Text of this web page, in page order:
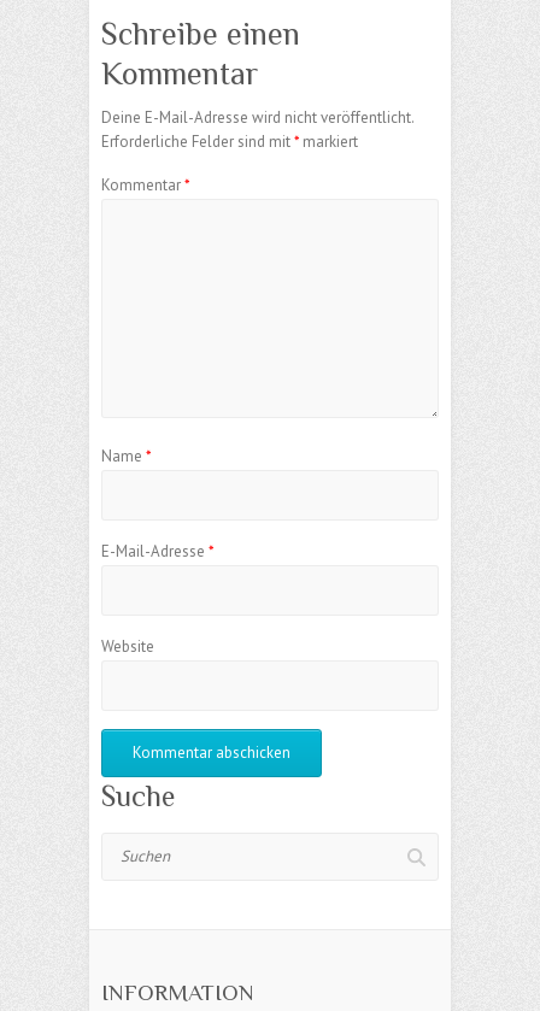
Schreibe einen
Kommentar
Deine E-Mail-Adresse wird nicht veröffentlicht.
Erforderliche Felder sind mit* markiert
Kommentar*
Name *
E-Mail-Adresse *
Website
Suche
INFORMATION